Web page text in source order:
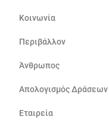
Κοινωνία
Περιβάλλον
Άνθρωπος
Απολογισμός Δράσεων
Εταιρεία